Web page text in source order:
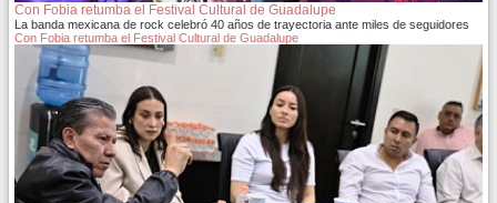
Con Fobia retumba el Festival Cultural de Guadalupe
La banda mexicana de rock celebró 40 años de trayectoria ante miles de seguidores
Con Fobia retumba el Festival Cultural de Guadalupe